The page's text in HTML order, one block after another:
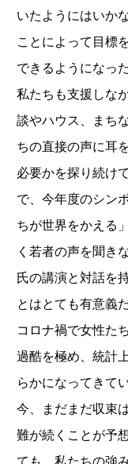
いたようにはいか
ことによって目標
できるようになった
私たちも支援しな
談やハウス、まち
ちの直接の声に耳
必要かを探り続け
で、今年度のシン
ちが世界をかえる
く若者の声を聞き
氏の講演と対話を
とはとても有意義
コロナ禍で女性た
過酷を極め、統計
らかになってきて
今、まだまだ収束
難が続くことが予
ても、私たちの強